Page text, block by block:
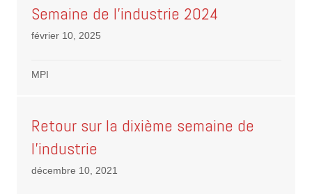
Semaine de l’industrie 2024
février 10, 2025
MPI
Retour sur la dixième semaine de
l’industrie
décembre 10, 2021